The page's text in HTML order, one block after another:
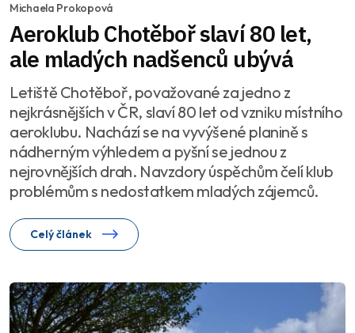
Michaela Prokopová
Aeroklub Chotěboř slaví 80 let,
ale mladých nadšenců ubývá
Letiště Chotěboř, považované za jedno z
nejkrásnějších v ČR, slaví 80 let od vzniku místního
aeroklubu. Nachází se na vyvýšené planině s
nádherným výhledem a pyšní se jednou z
nejrovnějších drah. Navzdory úspěchům čelí klub
problémům s nedostatkem mladých zájemců.
Celý článek